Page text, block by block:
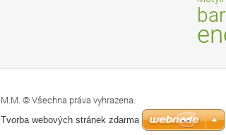
M.M. © Všechna práva vyhrazena.
Tvorba webových stránek zdarma